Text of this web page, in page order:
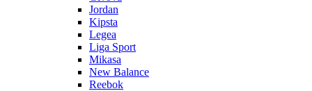
Jordan
Kipsta
Legea
Liga Sport
Mikasa
New Balance
Reebok